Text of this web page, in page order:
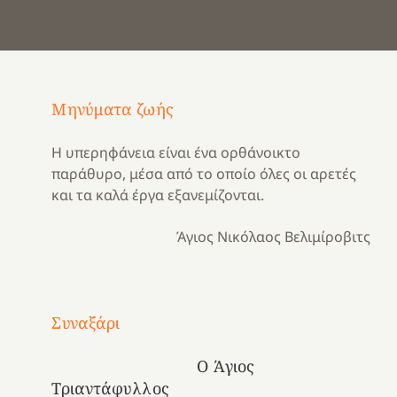
Μηνύματα ζωής
Η υπερηφάνεια είναι ένα ορθάνοικτο
παράθυρο, μέσα από το οποίο όλες οι αρετές
και τα καλά έργα εξανεμίζονται.
Άγιος Νικόλαος Βελιμίροβιτς
Συναξάρι
Ο Άγιος
Τριαντάφυλλος
Μια
και
Κατασκηνωτικές